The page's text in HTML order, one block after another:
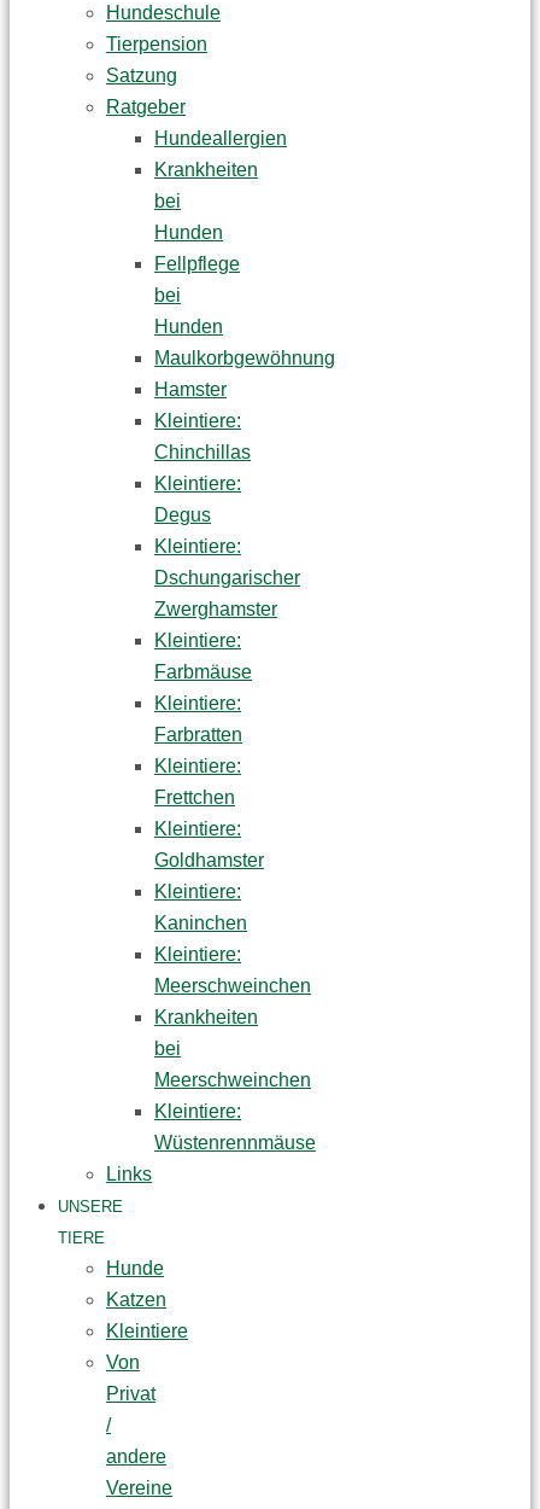
Hundeschule
Tierpension
Satzung
Ratgeber
Hundeallergien
Krankheiten
bei
Hunden
Fellpflege
bei
Hunden
Maulkorbgewöhnung
Hamster
Kleintiere:
Chinchillas
Kleintiere:
Degus
Kleintiere:
Dschungarischer
Zwerghamster
Kleintiere:
Farbmäuse
Kleintiere:
Farbratten
Kleintiere:
Frettchen
Kleintiere:
Goldhamster
Kleintiere:
Kaninchen
Kleintiere:
Meerschweinchen
Krankheiten
bei
Meerschweinchen
Kleintiere:
Wüstenrennmäuse
Links
UNSERE
TIERE
Hunde
Katzen
Kleintiere
Von
Privat
/
andere
Vereine